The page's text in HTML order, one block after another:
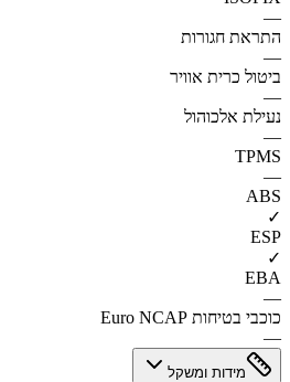
—
התראת חגורות
—
ביטול כרית אוויר
—
נעילת אלכוהול
—
TPMS
—
ABS
✓
ESP
✓
EBA
—
כוכבי בטיחות Euro NCAP
—
מידות ומשקל